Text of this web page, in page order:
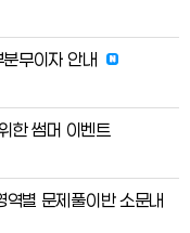
무이자 안내
한 썸머 이벤트
별 문제풀이반 소문내